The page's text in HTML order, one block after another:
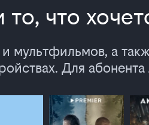
что
мультфильмов, а
Для